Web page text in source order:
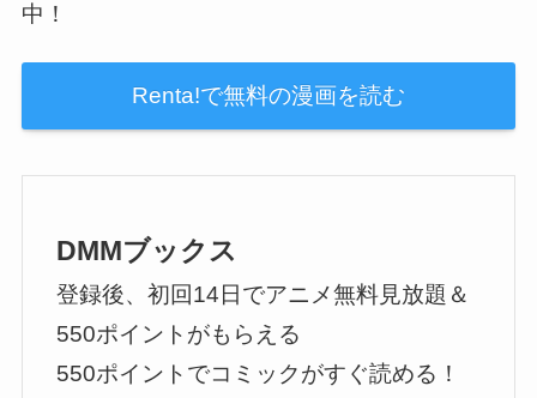
中！
Renta!で無料の漫画を読む
DMMブックス
登録後、初回14日でアニメ無料見放題＆
550ポイントがもらえる
550ポイントでコミックがすぐ読める！